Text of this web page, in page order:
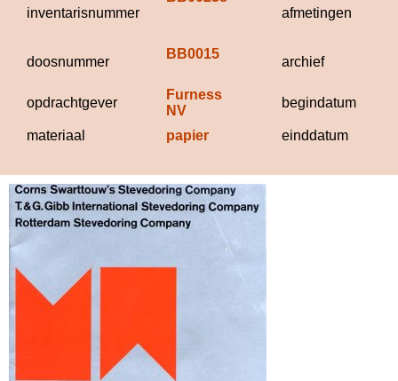
inventarisnummer
afmetingen
doosnummer
BB0015
archief
opdrachtgever
Furness
NV
begindatum
materiaal papier einddatum